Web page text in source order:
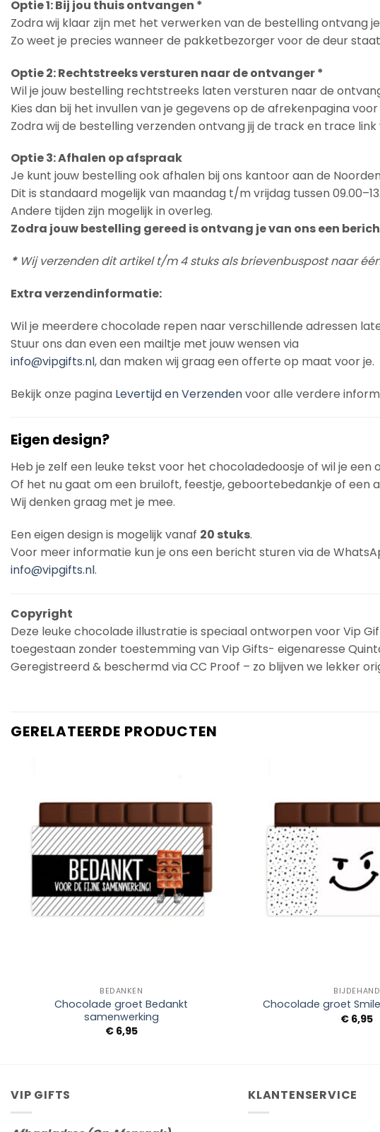
Optie 1: Bij jou thuis ontvangen *
Zodra wij klaar zijn met het verwerken van de bestelling ontvang
Zo weet je precies wanneer de pakketbezorger voor de deur
Optie 2: Rechtstreeks versturen naar de ontvanger *
Wil je jouw bestelling rechtstreeks laten versturen naar de
Kies dan bij het invullen van je gegevens op de afrekenpagina
Zodra wij de bestelling verzenden ontvang jij de track en trace
Optie 3: Afhalen op afspraak
Je kunt jouw bestelling ook afhalen bij ons kantoor aan de
Dit is standaard mogelijk van maandag t/m vrijdag tussen
Andere tijden zijn mogelijk in overleg.
Zodra jouw bestelling gereed is ontvang je van ons een
* Wij verzenden dit artikel t/m 4 stuks als brievenbuspost naar
Extra verzendinformatie:
Wil je meerdere chocolade repen naar verschillende adressen
Stuur ons dan even een mailtje met jouw wensen via
info@vipgifts.nl, dan maken wij graag een offerte op maat voor je.
Bekijk onze pagina Levertijd en Verzendenvoor alle verdere
Eigen design?
Heb je zelf een leuke tekst voor het chocoladedoosje of wil je
Of het nu gaat om een bruiloft, feestje, geboortebedankje of een
Wij denken graag met je mee.
Een eigen design is mogelijk vanaf 20 stuks.
Voor meer informatie kun je ons een bericht sturen via de
info@vipgifts.nl.
Copyright
Deze leuke chocolade illustratie is speciaal ontworpen voor Vip
toegestaan zonder toestemming van Vip Gifts- eigenaresse
Geregistreerd & beschermd via CC Proof – zo blijven we lekker
GERELATEERDE PRODUCTEN
Wishlist
BEDANKEN
Chocolade groet Bedankt
samenwerking
€6,95
BIJDEHAND
Chocolade groet
€ 6,95
VIP GIFTS KLANTENSERVICE